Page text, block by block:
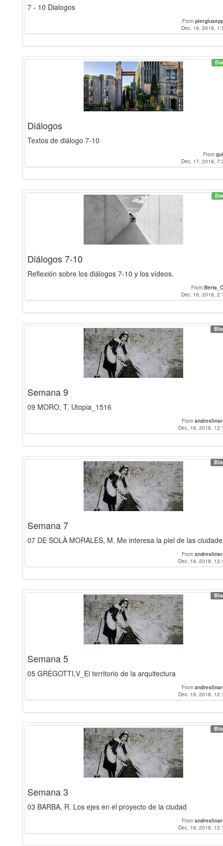
7 - 10 Dialogos
From
Dec. 18, 2018,
Diálogos
Textos de diálogo 7-10
From
Dec. 17, 2018,
Diálogos 7-10
Reflexión sobre los diálogos 7-10 y los vídeos.
From
Dec. 16, 2018,
Semana 9
09 MORO, T. Utopia_1516
From
Dec. 16, 2018,
Semana 7
07 DE SOLÀ MORALES, M. Me interesa la piel de las
From
Dec. 16, 2018,
Semana 5
05 GREGOTTI,V_El territorio de la arquitectura
From
Dec. 16, 2018,
Semana 3
03 BARBA, R. Los ejes en el proyecto de la ciudad
From
Dec. 16, 2018,